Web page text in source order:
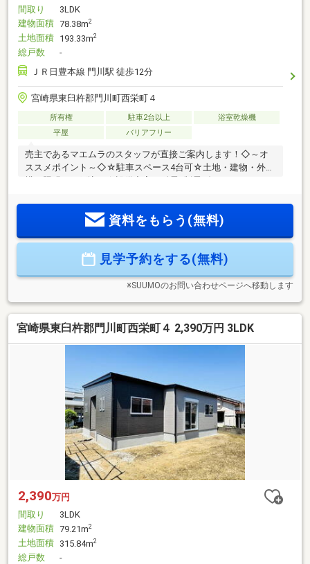
間取り
3LDK
建物面積 78.38m2
土地面積 193.33m2
総戸数
-
ＪＲ日豊本線 門川駅 徒歩12分
宮崎県東臼杵郡門川町西栄町４
所有権 駐車2台以上
浴室乾燥機
平屋
バリアフリー
売主であるマエムラのスタッフが直接ご案内します！◇～オ
ススメポイント～◇☆駐車スペース4台可☆土地・建物・外
付きでお部屋広々♪☆住宅瑕疵担保責任保険、地盤保証、しろ
あり保証、アフターサービス付き◇～周辺環境～◇☆門川小
20-5489』までお電話、または『見学予約する(無料)』からお
気軽にお問い合わせください。
資料をもらう(無料)
見学予約をする(無料)
※SUUMOのお問い合わせページへ移動します
宮崎県東臼杵郡門川町西栄町４ 2,390万円 3LDK
2,390万円
間取り
3LDK
建物面積 79.21m2
土地面積 315.84m2
総戸数
-